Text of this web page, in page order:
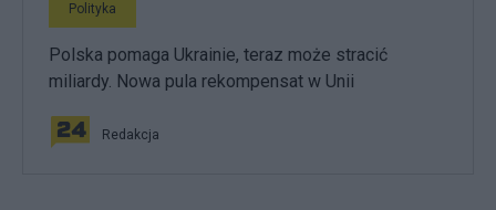
Polityka
Polska pomaga Ukrainie, teraz może stracić
miliardy. Nowa pula rekompensat w Unii
Redakcja